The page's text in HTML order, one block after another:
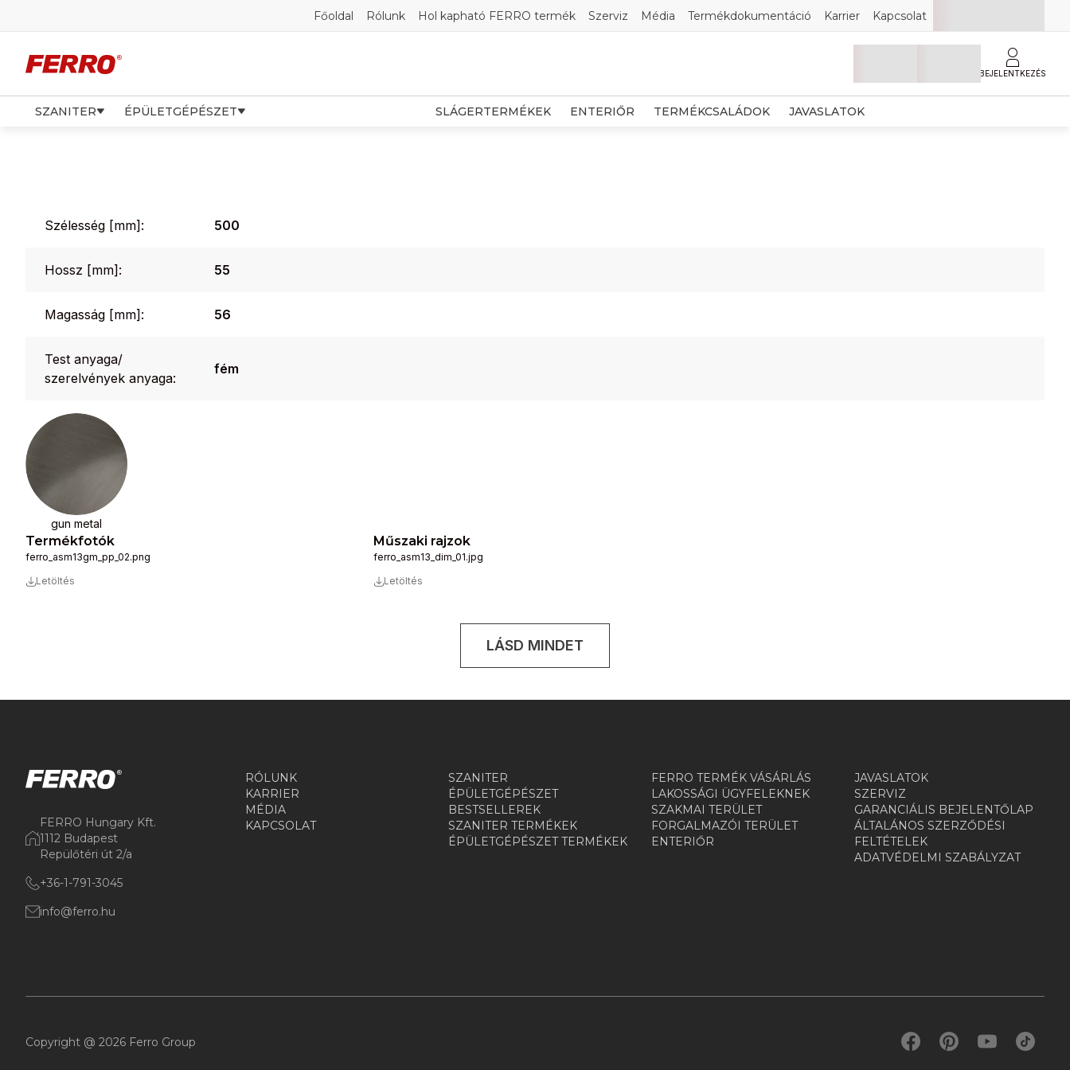
Főoldal Rólunk Hol kapható FERRO termék Szerviz Média Termékdokumentáció Karrier Kapcsolat
BEJELENTKEZÉS
SZANITER ÉPÜLETGÉPÉSZET SLÁGERTERMÉKEK ENTERIŐR TERMÉKCSALÁDOK JAVASLATOK
Szélesség [mm]: 500
Hossz [mm]: 55
Magasság [mm]: 56
Test anyaga/
szerelvények anyaga:
fém
gun metal
Termékfotók
ferro_asm13gm_pp_02.png
Letöltés
Műszaki rajzok
ferro_asm13_dim_01.jpg
Letöltés
LÁSD MINDET
FERRO Hungary Kft.
1112 Budapest
Repülőtéri út 2/a
+36-1-791-3045
info@ferro.hu
RÓLUNK
KARRIER
MÉDIA
KAPCSOLAT
SZANITER
ÉPÜLETGÉPÉSZET
BESTSELLEREK
SZANITER TERMÉKEK
ÉPÜLETGÉPÉSZET TERMÉKEK
FERRO TERMÉK VÁSÁRLÁS
LAKOSSÁGI ÜGYFELEKNEK
SZAKMAI TERÜLET
FORGALMAZÓI TERÜLET
ENTERIŐR
JAVASLATOK
SZERVIZ
GARANCIÁLIS BEJELENTŐLAP
ÁLTALÁNOS SZERZŐDÉSI
FELTÉTELEK
ADATVÉDELMI SZABÁLYZAT
Copyright @ 2026 Ferro Group